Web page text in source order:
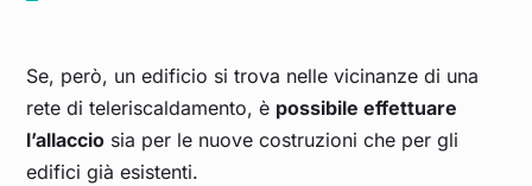
Se, però, un edificio si trova nelle vicinanze di una
rete di teleriscaldamento, è possibile effettuare
l’allaccio sia per le nuove costruzioni che per gli
edifici già esistenti.